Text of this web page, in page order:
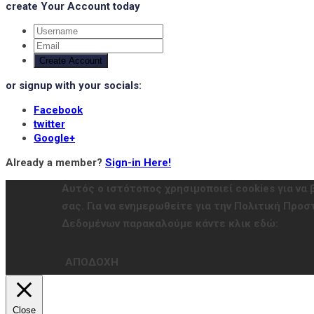
create Your Account today
Create Account
or signup with your socials:
Facebook
twitter
Google+
Already a member? Sign-in Here!
Αυτός ο ιστότοπος χρησιμοποιεί cookies για να
σας. Για να ενημερωθείτε για την Πολιτική
Δεδομένων παρακαλούμε κάντε κλικ εδώ:
ΑΠΟΔΟΧΗ
Close